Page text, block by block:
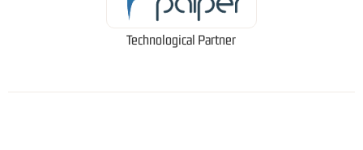
Technological Partner